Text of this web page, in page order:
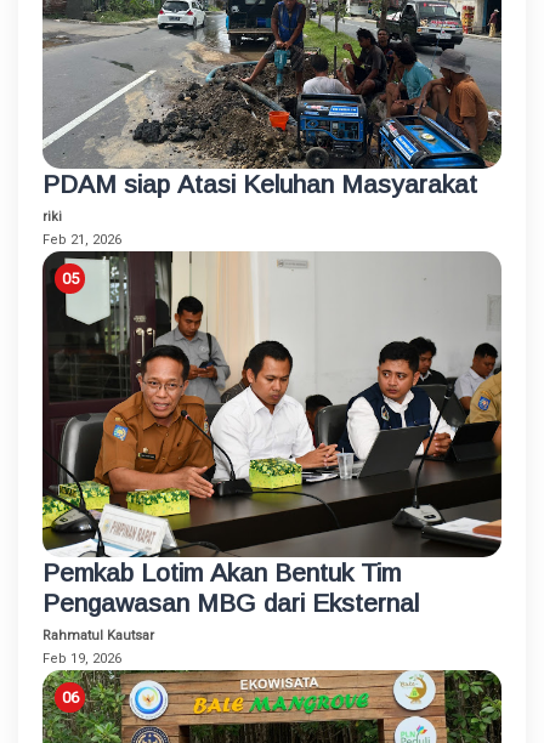
PDAM siap Atasi Keluhan Masyarakat
riki
Feb 21, 2026
Pemkab Lotim Akan Bentuk Tim
Pengawasan MBG dari Eksternal
Rahmatul Kautsar
Feb 19, 2026